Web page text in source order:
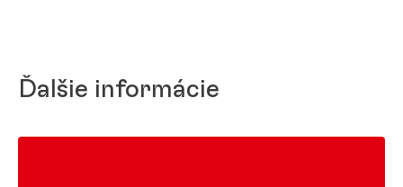
Ďalšie informácie